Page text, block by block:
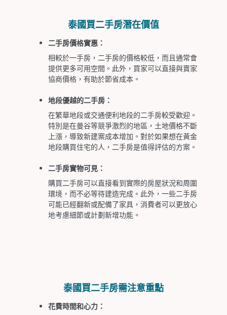
泰國買二手房潛在價值
二手房價格實惠：
相較於一手房，二手房的價格較低，而且通常會
提供更多可用空間。此外，買家可以直接與賣家
協商價格，有助於節省成本。
地段優越的二手房：
在繁華地段或交通便利地段的二手房較受歡迎。
特別是在曼谷等競爭激烈的地區，土地價格不斷
上漲，導致新建案成本增加。對於如果想在黃金
地段購買住宅的人，二手房是值得評估的方案。
二手房實物可見：
購買二手房可以直接看到實際的房屋狀況和周圍
環境，而不必等待建造完成。此外，一些二手房
可能已經翻新或配備了家具，消費者可以更放心
地考慮細節或計劃新增功能。
泰國買二手房需注意重點
花費時間和心力：